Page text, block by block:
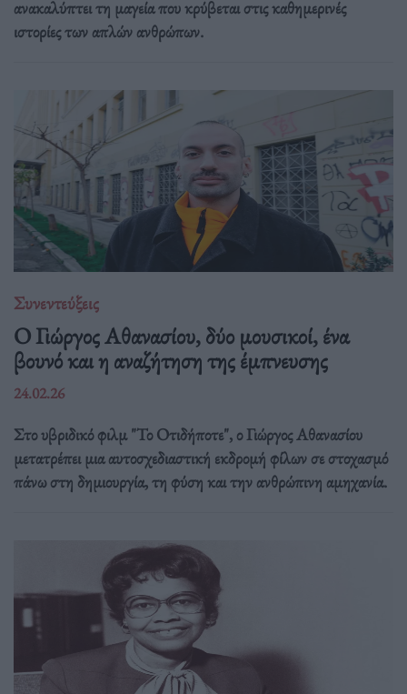
ανακαλύπτει τη μαγεία που κρύβεται στις καθημερινές
ιστορίες των απλών ανθρώπων.
Συνεντεύξεις
Ο Γιώργος Αθανασίου, δύο μουσικοί, ένα
βουνό και η αναζήτηση της έμπνευσης
24.02.26
Στο υβριδικό φιλμ "Το Οτιδήποτε", ο Γιώργος Αθανασίου
μετατρέπει μια αυτοσχεδιαστική εκδρομή φίλων σε στοχασμό
πάνω στη δημιουργία, τη φύση και την ανθρώπινη αμηχανία.